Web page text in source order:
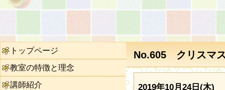
No.605 クリスマ
2019年10月24日(木)
トップページ
教室の特徴と理念
講師紹介